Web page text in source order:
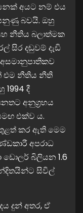
අයට නම් එය
බවයි. ඔහු
නීතිය බලාත්මක
සිර දඬුවම් දැඩි
එම නීතිය නීති
දී
අනුග්‍රහය
එක්ව ය.
කර ඇති මෙම
අපරාධ
ඩොලර් බිලියන 1.6
සිවිල්
දුන් අතර, ඒ